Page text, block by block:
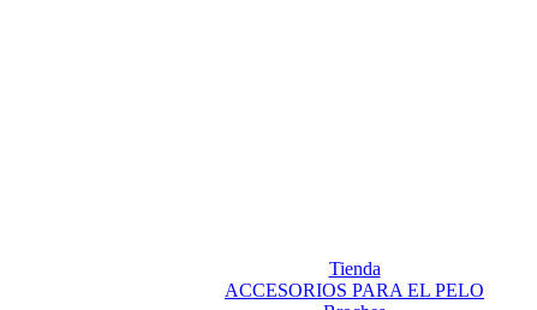
Tienda
ACCESORIOS PARA EL PELO